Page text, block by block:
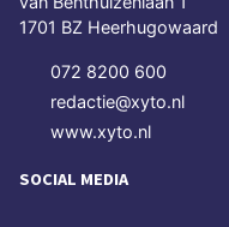
1701 BZ Heerhugowaard
072 8200 600
redactie@xyto.nl
www.xyto.nl
SOCIAL MEDIA